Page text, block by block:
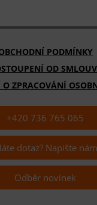
PODMÍNKY
OD
O ZPRACOVÁNÍ
+420 736 765 065
dotaz? Napište nám
Odběr novinek